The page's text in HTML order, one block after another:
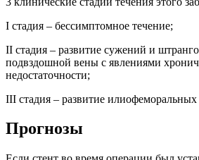
I стадия – бессимптомное течение;
II стадия – развитие сужений и
подвздошной вены с явлениями
недостаточности;
III стадия – развитие илиофеморальных
Прогнозы